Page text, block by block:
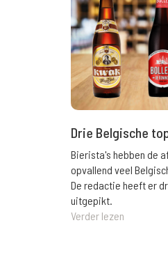
Drie Belgische
Bierista's hebben de
opvallend veel
De redactie heeft er
uitgepikt.
Verder lezen